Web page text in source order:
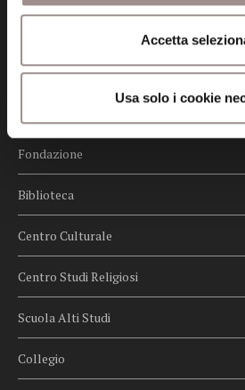
Accetta
Usa solo i cookie
Menu
Fondazione
Biblioteca
Centro Culturale
Centro Studi Religiosi
Scuola Alti Studi
Collegio